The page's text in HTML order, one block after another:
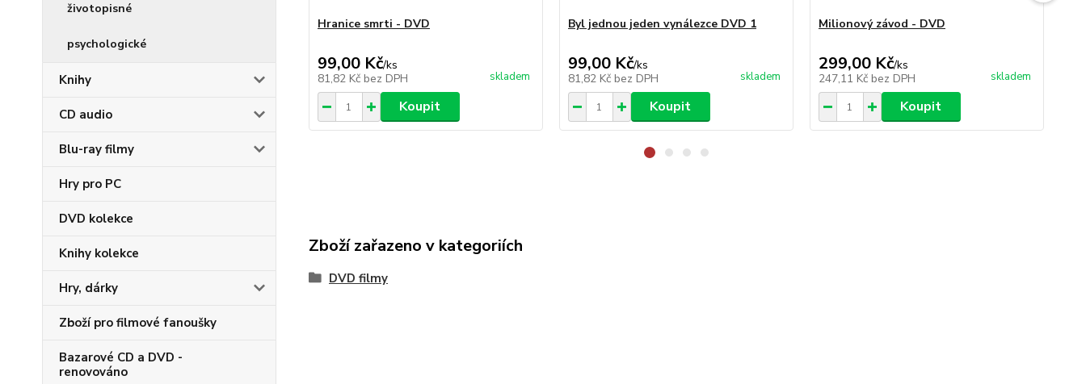
životopisné
psychologické
Knihy
CD audio
Blu-ray filmy
Hry pro PC
DVD kolekce
Knihy kolekce
Hry, dárky
Zboží pro filmové fanoušky
Bazarové CD a DVD -
renovováno
Hranice smrti - DVD
99,00 Kč/ks
81,82 Kč bez DPH skladem
Koupit
Byl jednou jeden vynálezce DVD 1
99,00 Kč/ks
81,82 Kč bez DPH skladem
Koupit
Milionový závod - DVD
299,00 Kč/ks
247,11 Kč bez DPH skladem
Koupit
Zboží zařazeno v kategoriích
DVD filmy